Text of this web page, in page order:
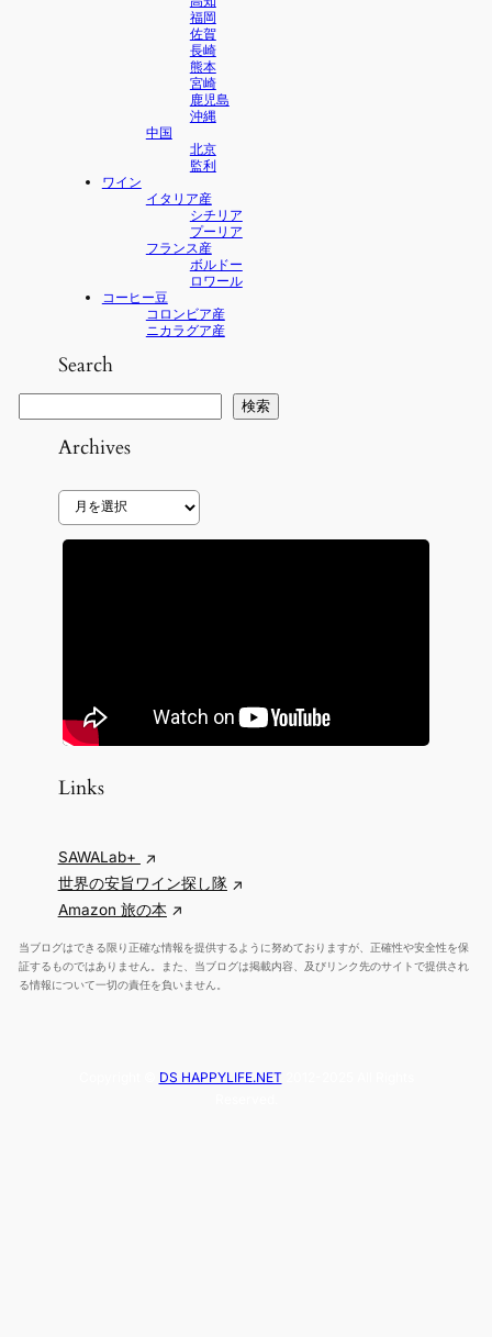
福岡
佐賀
長崎
熊本
宮崎
鹿児島
沖縄
中国
北京
監利
ワイン
イタリア産
シチリア
プーリア
フランス産
ボルドー
ロワール
コーヒー豆
コロンビア産
ニカラグア産
Search
検索
Archives
カ
Links
SAWALab+
世界の安旨ワイン探し隊
Amazon 旅の本
当ブログはできる限り正確な情報を提供するように努めておりますが、正確性や安全性を保
証するものではありません。また、当ブログは掲載内容、及びリンク先のサイトで提供され
る情報について一切の責任を負いません。
DS HAPPYLIFE.NET2012-2025 All Rights